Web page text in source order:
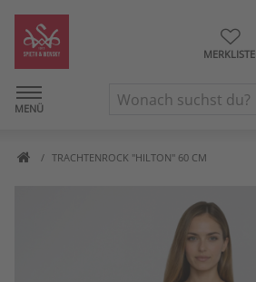
MERKLISTE
MENÜ
TRACHTENROCK "HILTON" 60 CM
Artikelbilder überspringen